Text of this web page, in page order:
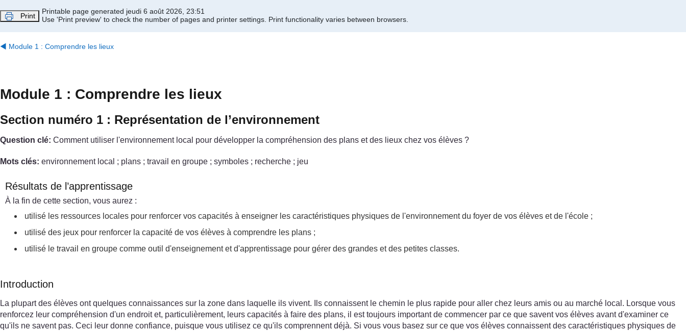
Print
Printable page generated jeudi 6 août 2026, 23:51
Use 'Print preview' to check the number of pages and printer settings. Print functionality varies between browsers.
◀︎ Module 1 : Comprendre les lieux
Module 1 : Comprendre les lieux
Section numéro 1 : Représentation de l’environnement
Question clé: Comment utiliser l'environnement local pour développer la compréhension des plans et des lieux chez vos élèves ?
Mots clés: environnement local ; plans ; travail en groupe ; symboles ; recherche ; jeu
Résultats de l’apprentissage
À la fin de cette section, vous aurez :
utilisé les ressources locales pour renforcer vos capacités à enseigner les caractéristiques physiques de l'environnement du foyer de vos élèves et de l'école ;
utilisé des jeux pour renforcer la capacité de vos élèves à comprendre les plans ;
utilisé le travail en groupe comme outil d'enseignement et d'apprentissage pour gérer des grandes et des petites classes.
Introduction
La plupart des élèves ont quelques connaissances sur la zone dans laquelle ils vivent. Ils connaissent le chemin le plus rapide pour aller chez leurs amis ou au marché local. Lorsque vous
renforcez leur compréhension d'un endroit et, particulièrement, leurs capacités à faire des plans, il est toujours important de commencer par ce que savent vos élèves avant d'examiner ce
qu'ils ne savent pas. Ceci leur donne confiance, puisque vous utilisez ce qu'ils comprennent déjà. Si vous vous basez sur ce que vos élèves connaissent des caractéristiques physiques de